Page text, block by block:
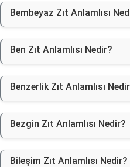
Bembeyaz Zıt Anlamlısı
Ben Zıt Anlamlısı Nedir?
Benzerlik Zıt Anlamlısı
Bezgin Zıt Anlamlısı Nedir?
Bileşim Zıt Anlamlısı Nedir?